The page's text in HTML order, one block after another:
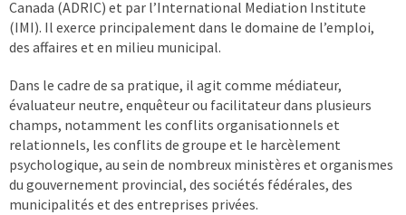
Canada (ADRIC) et par l’International Mediation Institute
(IMI). Il exerce principalement dans le domaine de l’emploi,
des affaires et en milieu municipal.
Dans le cadre de sa pratique, il agit comme médiateur,
évaluateur neutre, enquêteur ou facilitateur dans plusieurs
champs, notamment les conflits organisationnels et
relationnels, les conflits de groupe et le harcèlement
psychologique, au sein de nombreux ministères et organismes
du gouvernement provincial, des sociétés fédérales, des
municipalités et des entreprises privées.